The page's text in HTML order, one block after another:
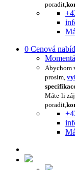
poradit,
0 Cenová
Abychom
prosím,
Máte-li
poradit,